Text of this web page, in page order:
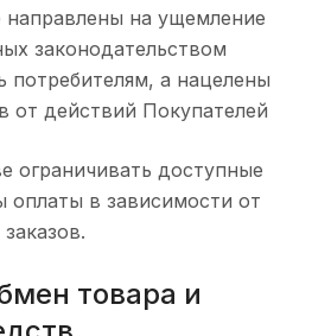
на ущемление
законодательством
потребителям, а нацелены
от действий Покупателей
ограничивать доступные
оплаты в зависимости от
товара и